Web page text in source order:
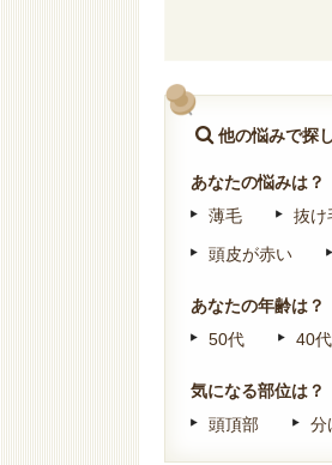
他の悩みで探
あなたの悩みは？
薄毛
抜け
頭皮が赤い
あなたの年齢は？
50代
40代
気になる部位は？
頭頂部
分